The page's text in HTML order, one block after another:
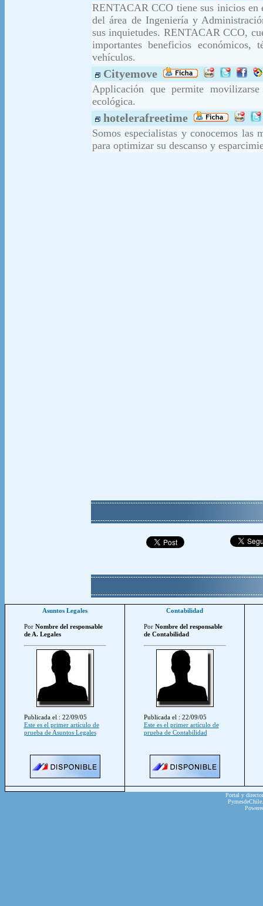
RENTACAR CCO tiene sus inicios en
del área de Ingeniería y
sus inquietudes. RENTACAR CCO,
importantes beneficios
vehículos.
Cityemove
Applicación que permite
ecológica.
hotelerafreetime
Somos especialistas y conocemos las
para optimizar su descanso y
Asuntos Legales
Por Nombre del responsable
de A. Legales
Publicada el : 22/09/05
Este es el primer artículo de
prueba de Asuntos Legales
Contabilidad
Por Nombre del responsable
de Contabilidad
Publicada el : 22/09/05
Este es el primer artículo de
prueba de Contabilidad
Portal y